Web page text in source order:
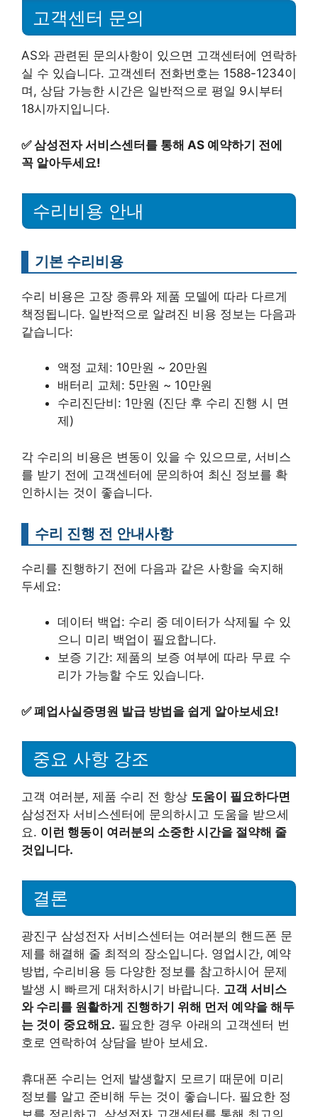
고객센터 문의
AS와 관련된 문의사항이 있으면 고객센터에 연락하
실 수 있습니다. 고객센터 전화번호는 1588-1234이
며, 상담 가능한 시간은 일반적으로 평일 9시부터
18시까지입니다.
✅삼성전자 서비스센터를 통해 AS 예약하기 전에
꼭 알아두세요!
수리비용 안내
기본 수리비용
수리 비용은 고장 종류와 제품 모델에 따라 다르게
책정됩니다. 일반적으로 알려진 비용 정보는 다음과
같습니다:
액정 교체: 10만원 ~ 20만원
배터리 교체: 5만원 ~ 10만원
수리진단비: 1만원 (진단 후 수리 진행 시 면
제)
각 수리의 비용은 변동이 있을 수 있으므로, 서비스
를 받기 전에 고객센터에 문의하여 최신 정보를 확
인하시는 것이 좋습니다.
수리 진행 전 안내사항
수리를 진행하기 전에 다음과 같은 사항을 숙지해
두세요:
데이터 백업: 수리 중 데이터가 삭제될 수 있
으니 미리 백업이 필요합니다.
보증 기간: 제품의 보증 여부에 따라 무료 수
리가 가능할 수도 있습니다.
✅폐업사실증명원 발급 방법을 쉽게 알아보세요!
중요 사항 강조
고객 여러분, 제품 수리 전 항상 도움이 필요하다면
삼성전자 서비스센터에 문의하시고 도움을 받으세
요. 이런 행동이 여러분의 소중한 시간을 절약해 줄
것입니다.
결론
광진구 삼성전자 서비스센터는 여러분의 핸드폰 문
제를 해결해 줄 최적의 장소입니다. 영업시간, 예약
방법, 수리비용 등 다양한 정보를 참고하시어 문제
발생 시 빠르게 대처하시기 바랍니다. 고객 서비스
와 수리를 원활하게 진행하기 위해 먼저 예약을 해두
는 것이 중요해요. 필요한 경우 아래의 고객센터 번
호로 연락하여 상담을 받아 보세요.
휴대폰 수리는 언제 발생할지 모르기 때문에 미리
정보를 알고 준비해 두는 것이 좋습니다. 필요한 정
보를 정리하고, 삼성전자 고객센터를 통해 최고의